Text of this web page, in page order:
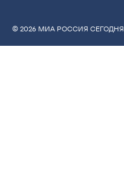
© 2026 МИА РОССИЯ СЕГОДНЯ